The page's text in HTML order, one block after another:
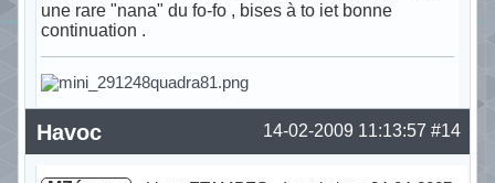
une rare "nana" du fo-fo , bises à to iet bonne
continuation .
Hors ligne #14
14-02-2009 11:13:57
Havoc